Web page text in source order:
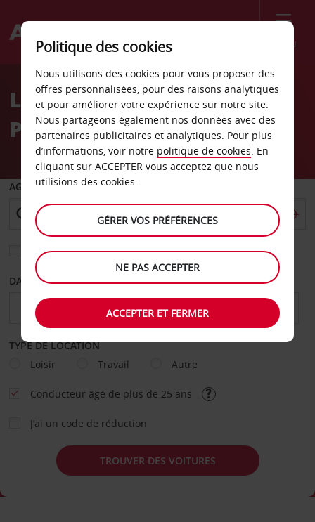
Menu
Welcome
AvisLocation de voiture
Piteå - Ville
AGENCE DE DÉPART
Sélectionnez une autre agence de retour
DATE DE DÉPART DATE DE RETOUR
TYPE DE LOCATION
Loisir
Travail Autre
Conducteur âgé de plus de 25 ans
J’ai un code de réduction
TROUVER DES VOITURES
Politique des cookies
Nous utilisons des cookies pour vous proposer des
offres personnalisées, pour des raisons analytiques
et pour améliorer votre expérience sur notre site.
Nous partageons également nos données avec des
partenaires publicitaires et analytiques. Pour plus
d’informations, voir notre politique de cookies. En
cliquant sur ACCEPTER vous acceptez que nous
utilisions des cookies.
GÉRER VOS PRÉFÉRENCES
NE PAS ACCEPTER
ACCEPTER ET FERMER